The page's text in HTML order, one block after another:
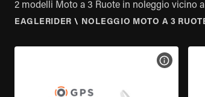
2 modelli Moto a 3 Ruote in noleggio vicino a
EAGLERIDER \ NOLEGGIO MOTO A 3